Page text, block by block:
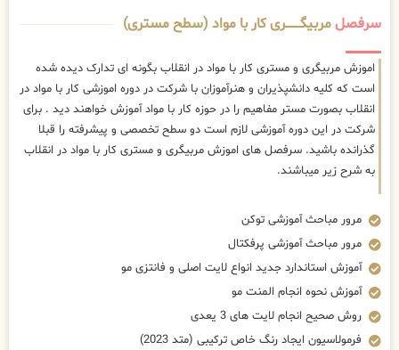
سرفصلمربیگــــــــری کار با مواد (سطح مستری)
اموزش مربیگری و مستری کار با مواد در انقلاب بگونه ای تدارک دیده شده
است که کلیه دانشپذیران و هنرآموزان با شرکت در دوره اموزشی کار با مواد در
انقلاب بصورت مستر مفاهیم را در حوزه کار با مواد آموزش خواهند دید . برای
شرکت در این دوره آموزشی لازم است دو سطح تخصصی و پیشرفته را قبلا
گذرانده باشید. سرفصل های اموزش مربیگری و مستری کار با مواد در انقلاب
به شرح زیر میباشند.
مرور مباحث آموزشی توکن
مرور مباحث آموزشی پرفکتال
آموزش استاندارد جدید انواع لایت اصلی و فانتزی مو
آموزش نحوه انجام المنت مو
روش صحیح انجام لایت های 3 یعدی
فرمولاسیون ایجاد رنگ خاص ترکیبی (متد 2023)